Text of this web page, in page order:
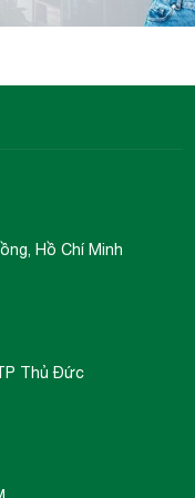
Hồ Chí Minh
Thủ Đức